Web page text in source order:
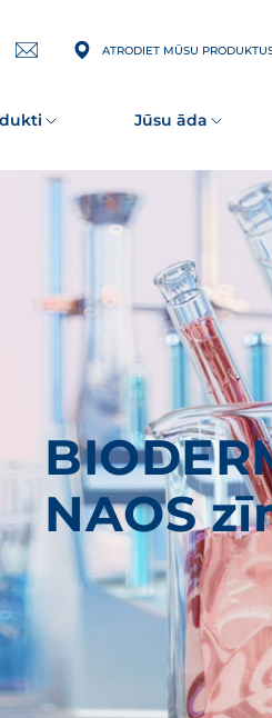
Pierakstīties
ATRODIET MŪSU
Jūsu āda
NAOS